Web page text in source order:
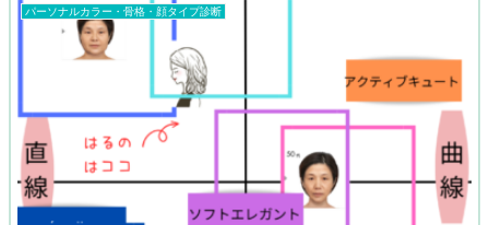
パーソナルカラー・骨格・顔タイプ診断